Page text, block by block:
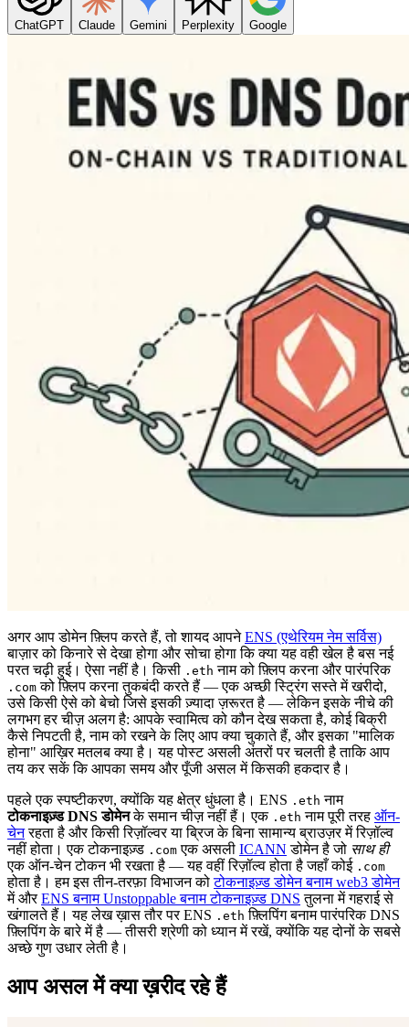
ChatGPT Claude Gemini Perplexity Google
अगर आप डोमेन फ़्लिप करते हैं, तो शायद आपनेENS (एथेरियम नेम सर्विस)
बाज़ार को किनारे से देखा होगा और सोचा होगा कि क्या यह वही खेल है बस नई
परत चढ़ी हुई। ऐसा नहीं है। किसी .eth नाम को फ़्लिप करना और पारंपरिक
.com को फ़्लिप करना तुकबंदी करते हैं — एक अच्छी स्ट्रिंग सस्ते में खरीदो,
उसे किसी ऐसे को बेचो जिसे इसकी ज़्यादा ज़रूरत है — लेकिन इसके नीचे की
लगभग हर चीज़ अलग है: आपके स्वामित्व को कौन देख सकता है, कोई बिक्री
कैसे निपटती है, नाम को रखने के लिए आप क्या चुकाते हैं, और इसका "मालिक
होना" आख़िर मतलब क्या है। यह पोस्ट असली अंतरों पर चलती है ताकि आप
तय कर सकें कि आपका समय और पूँजी असल में किसकी हकदार है।
पहले एक स्पष्टीकरण, क्योंकि यह क्षेत्र धुंधला है। ENS .eth नाम
टोकनाइज़्ड DNS डोमेनके समान चीज़ नहीं हैं। एक .eth नाम पूरी तरह ऑन-
चेनरहता है और किसी रिज़ॉल्वर या ब्रिज के बिना सामान्य ब्राउज़र में रिज़ॉल्व
नहीं होता। एक टोकनाइज़्ड .com एक असली ICANN डोमेन है जो साथ ही
एक ऑन-चेन टोकन भी रखता है — यह वहीं रिज़ॉल्व होता है जहाँ कोई .com
होता है। हम इस तीन-तरफ़ा विभाजन कोटोकनाइज़्ड डोमेन बनाम web3 डोमेन
में औरENS बनाम Unstoppable बनाम टोकनाइज़्ड DNS तुलना में गहराई से
खंगालते हैं। यह लेख ख़ास तौर पर ENS .eth फ़्लिपिंग बनाम पारंपरिक DNS
फ़्लिपिंग के बारे में है — तीसरी श्रेणी को ध्यान में रखें, क्योंकि यह दोनों के सबसे
अच्छे गुण उधार लेती है।
आप असल में क्या ख़रीद रहे हैं